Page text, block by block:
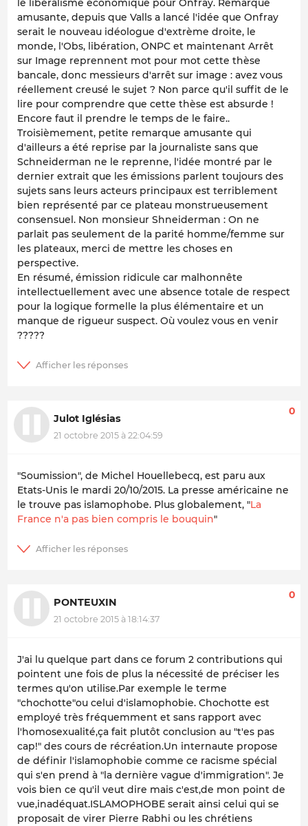
amusante, depuis que Valls a lancé l'idée que Onfray
serait le nouveau idéologue d'extrème droite, le
monde, l'Obs, libération, ONPC et maintenant Arrêt
sur Image reprennent mot pour mot cette thèse
bancale, donc messieurs d'arrêt sur image : avez vous
réellement creusé le sujet ? Non parce qu'il suffit de le
lire pour comprendre que cette thèse est absurde !
Encore faut il prendre le temps de le faire..
Troisièmement, petite remarque amusante qui
d'ailleurs a été reprise par la journaliste sans que
Schneiderman ne le reprenne, l'idée montré par le
dernier extrait que les émissions parlent toujours des
sujets sans leurs acteurs principaux est terriblement
bien représenté par ce plateau monstrueusement
consensuel. Non monsieur Shneiderman : On ne
parlait pas seulement de la parité homme/femme sur
les plateaux, merci de mettre les choses en
perspective.
En résumé, émission ridicule car malhonnête
intellectuellement avec une absence totale de respect
pour la logique formelle la plus élémentaire et un
manque de rigueur suspect. Où voulez vous en venir
?????
Julot Iglésias
21 octobre 2015 à 22:04:59
0
"Soumission", de Michel Houellebecq, est paru aux
Etats-Unis le mardi 20/10/2015. La presse américaine ne
le trouve pas islamophobe. Plus globalement, "La
France n'a pas bien compris le bouquin"
PONTEUXIN
21 octobre 2015 à 18:14:37
0
J'ai lu quelque part dans ce forum 2 contributions qui
pointent une fois de plus la nécessité de préciser les
termes qu'on utilise.Par exemple le terme
"chochotte"ou celui d'islamophobie. Chochotte est
employé très fréquemment et sans rapport avec
l'homosexualité,ça fait plutôt conclusion au "t'es pas
cap!" des cours de récréation.Un internaute propose
de définir l'islamophobie comme ce racisme spécial
qui s'en prend à "la dernière vague d'immigration". Je
vois bien ce qu'il veut dire mais c'est,de mon point de
vue,inadéquat.ISLAMOPHOBE serait ainsi celui qui se
proposait de virer Pierre Rabhi ou les chrétiens